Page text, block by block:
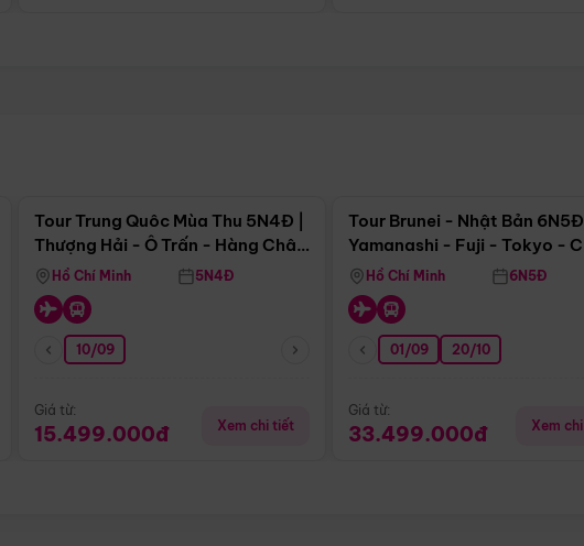
Tour Trung Quôc Mùa Thu 5N4Đ |
Thượng Hải - Ô Trấn - Hàng Châu
(Tour Không Shopping)
Hồ Chí Minh 5N4Đ
10/09
Giá từ:
15.499.000đ Xem chi tiết
Tour Brunei - Nhật Bản 6N5Đ |
Yamanashi - Fuji - Tokyo -
- Freeday
Hồ Chí Minh 6N5Đ
01/09 20/10
Giá từ:
33.499.000đ Xem